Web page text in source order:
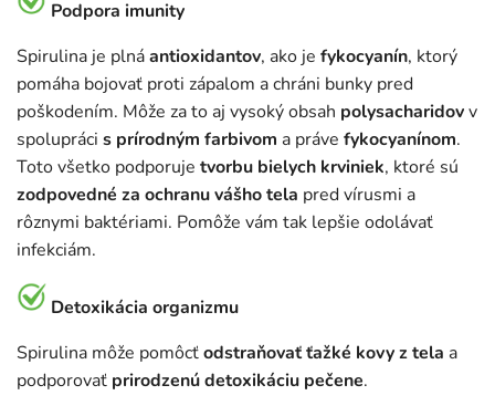
Podpora imunity
Spirulina je plnáantioxidantov, ako je fykocyanín, ktorý
pomáha bojovať proti zápalom a chráni bunky pred
poškodením. Môže za to aj vysoký obsah polysacharidovv
spolupráci s prírodným farbivom a práve fykocyanínom.
Toto všetko podporuje tvorbu bielych krviniek, ktoré sú
zodpovedné za ochranu vášho tela pred vírusmi a
rôznymi baktériami. Pomôže vám tak lepšie odolávať
infekciám.
Detoxikácia organizmu
Spirulina môže pomôcťodstraňovať ťažké kovy z tela a
podporovať prirodzenú detoxikáciu pečene.